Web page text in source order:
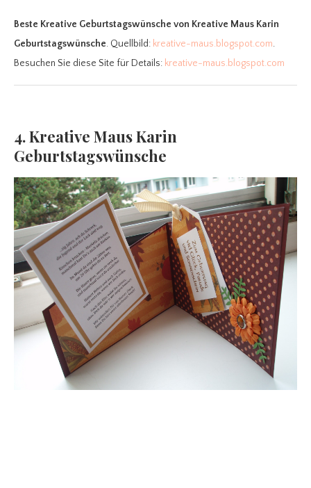
Beste Kreative Geburtstagswünsche von Kreative Maus Karin
Geburtstagswünsche. Quellbild: kreative-maus.blogspot.com.
Besuchen Sie diese Site für Details: kreative-maus.blogspot.com
4. Kreative Maus Karin
Geburtstagswünsche